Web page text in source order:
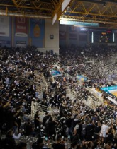
«Θα έρθει πιο
τρόπο να σβήσει